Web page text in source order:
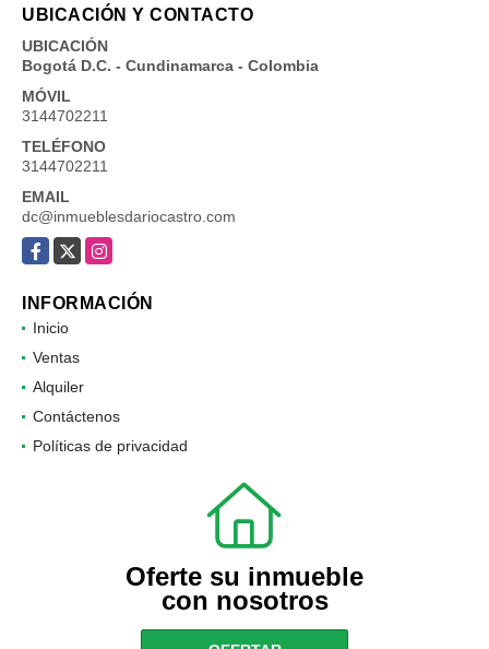
UBICACIÓN Y CONTACTO
UBICACIÓN
Bogotá D.C. - Cundinamarca - Colombia
MÓVIL
3144702211
TELÉFONO
3144702211
EMAIL
dc@inmueblesdariocastro.com
Facebook
X Instagram
INFORMACIÓN
Inicio
Ventas
Alquiler
Contáctenos
Políticas de privacidad
Oferte su inmueble
con nosotros